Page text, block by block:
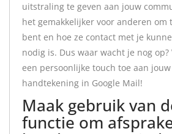
uitstraling te geven aan jouw
het gemakkelijker voor anderen om
bent en hoe ze contact met je
nodig is. Dus waar wacht je nog op?
een persoonlijke touch toe aan
handtekening in Google Mail!
Maak gebruik van
functie om